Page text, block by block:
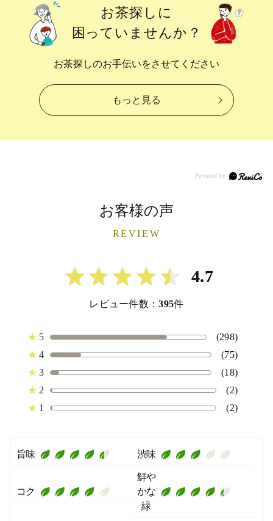
お茶探しに
困っていませんか？
お茶探しのお手伝いをさせてください
もっと見る
お客様の声
REVIEW
4.7
レビュー件数：395件
★ 5
(298)
★ 4
(75)
★ 3
(18)
★ 2
(2)
★ 1 (2)
旨味 渋味
コク
鮮や
かな
緑